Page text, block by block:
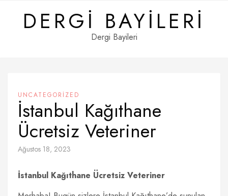
contentDERGI BAYILERI
Dergi Bayileri
UNCATEGORIZED
İstanbul Kağıthane
Ücretsiz Veteriner
Ağustos 18, 2023
İstanbul Kağıthane Ücretsiz Veteriner